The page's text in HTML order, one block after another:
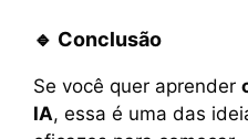
🔹 Conclusão
Se você quer aprender
IA, essa é uma das